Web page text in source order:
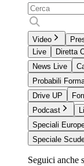
Video
Live
Diretta
News Live
Probabili
Drive UP
Podcast
Speciali
Speciale
Seguici anche